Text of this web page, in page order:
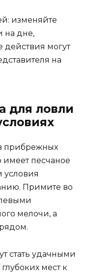
изменяйте
на дне,
действия могут
на
для ловли
прибрежных
имеет песчаное
условия
Примите во
мелочи, а
стать удачными
мест к